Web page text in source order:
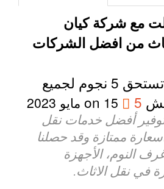
مع شركة كيان
من افضل الشركات
شركة نقل اثاث تستحق 5 نجوم لجميع
5 15 مايو 2023
أفضل خدمات نقل
ممتازة وقد حصلنا
النوم، الأجهزة
في نقل الاثاث.